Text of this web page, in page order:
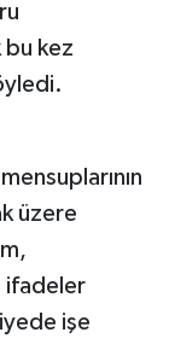
kez
üzere
ifadeler
işe